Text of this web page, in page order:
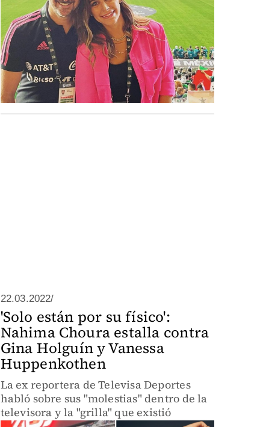
22.03.2022/
'Solo están por su físico':
Nahima Choura estalla contra
Gina Holguín y Vanessa
Huppenkothen
La ex reportera de Televisa Deportes
habló sobre sus "molestias" dentro de la
televisora y la "grilla" que existió